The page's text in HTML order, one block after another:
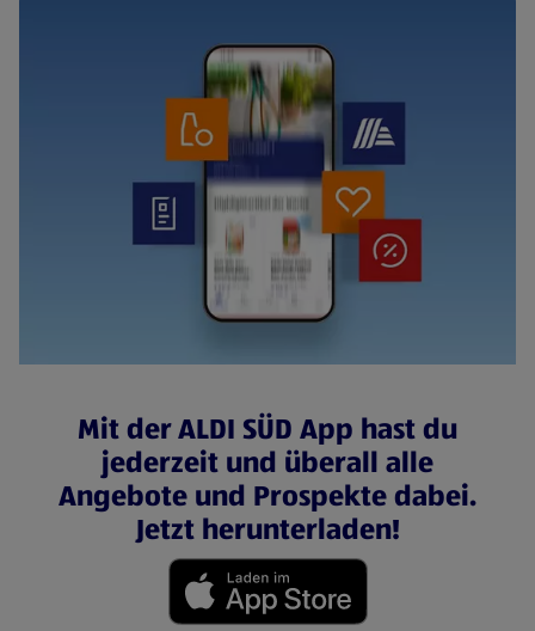
Mit der ALDI SÜD App hast du
jederzeit und überall alle
Angebote und Prospekte dabei.
Jetzt herunterladen!